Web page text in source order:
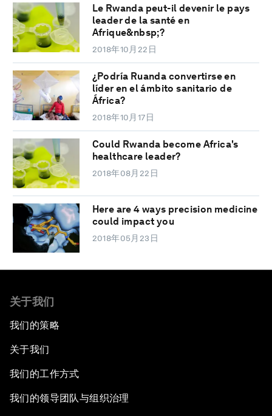
Le Rwanda peut-il devenir le pays
leader de la santé en
Afrique&nbsp;?
2018年10月22日
¿Podría Ruanda convertirse en
líder en el ámbito sanitario de
África?
2018年10月17日
Could Rwanda become Africa's
healthcare leader?
2018年08月22日
Here are 4 ways precision medicine
could impact you
2018年05月23日
关于我们
我们的策略
关于我们
我们的工作方式
我们的领导团队与组织治理